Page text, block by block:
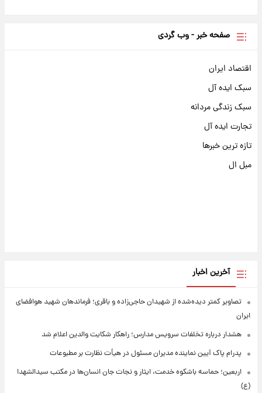
صفحه خبر - وب گردی
اقتصاد ایران
سبک ایده آل
سبک زندگی مردانه
تجارت ایده آل
تازه ترین خبرها
مبل ال
آخرین اخبار
تصاویر کمتر دیده‌شده از شهیدان حاجی‌زاده و باقری؛ فرماندهان شهید هوافضای
ایران
هشدار درباره تخلفات سرویس مدارس؛ راهکار شکایت والدین اعلام شد
پدرام پاک آیین نماینده مدیران مسئول در هیأت نظارت بر مطبوعات
اربعین؛ حماسه باشکوه خدمت، ایثار و نجات جان انسان‌ها در مکتب سیدالشهدا
(ع)